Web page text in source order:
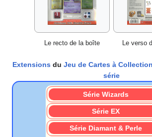
Le recto de la boîte Le verso
Extensions du Jeu de Cartes à
série
Série Wizards
Série EX
Série Diamant & Perle